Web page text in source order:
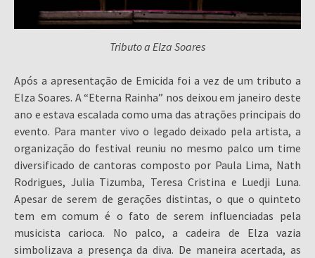
Tributo a Elza Soares
Após a apresentação de Emicida foi a vez de um tributo a
Elza Soares. A “Eterna Rainha” nos deixou em janeiro deste
ano e estava escalada como uma das atrações principais do
evento. Para manter vivo o legado deixado pela artista, a
organização do festival reuniu no mesmo palco um time
diversificado de cantoras composto por Paula Lima, Nath
Rodrigues, Julia Tizumba, Teresa Cristina e Luedji Luna.
Apesar de serem de gerações distintas, o que o quinteto
tem em comum é o fato de serem influenciadas pela
musicista carioca. No palco, a cadeira de Elza vazia
simbolizava a presença da diva. De maneira acertada, as